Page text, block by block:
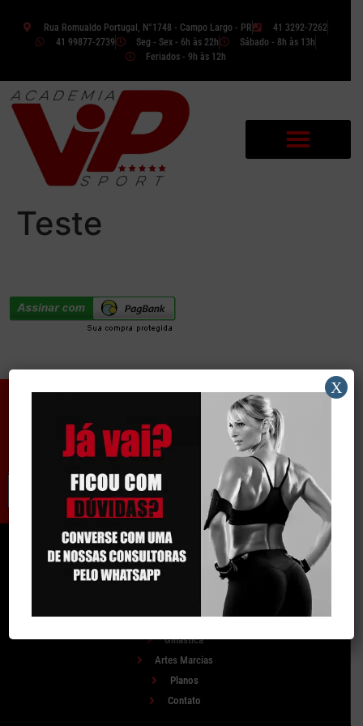
Rua Romualdo Portugal, N°1748 - Campo Largo - PR
41 3292-7262
41 99877-2739
Seg - Sex - 6h às 22h
Sábado - 8h às 13h
Feriados - 9h às 12h
Teste
CADASTRE SEU E-MAIL E RECEBA NOVIDADES
Musculação
Ginástica
Artes Marcias
Planos
Contato
X